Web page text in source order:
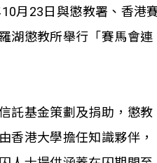
月23日與懲教署、香港
湖懲教所舉行「賽馬會連
託基金策劃及捐助，懲教
香港大學擔任知識夥伴，